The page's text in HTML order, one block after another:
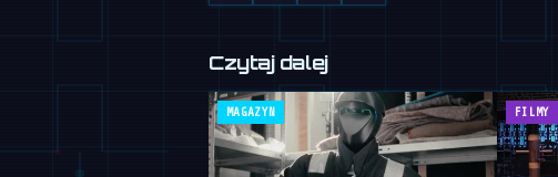
Czytaj dalej
MAGAZYN FILMY